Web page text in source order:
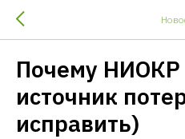
Почему НИОКР
источник
исправить)